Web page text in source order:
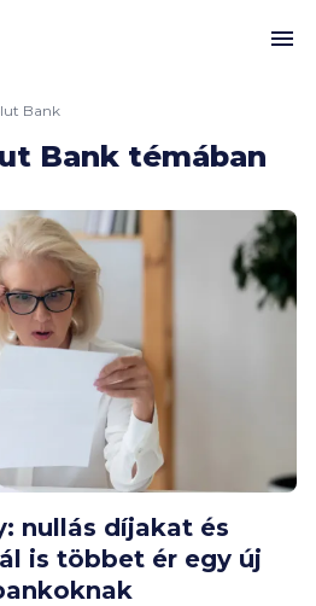
Bank
Bank témában
nullás díjakat és
is többet ér egy új